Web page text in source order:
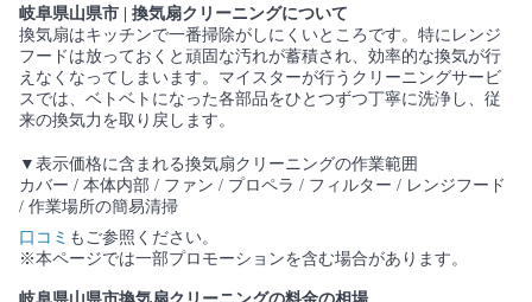
岐阜県山県市 | 換気扇クリーニングについて
換気扇はキッチンで一番掃除がしにくいところです。特にレンジ
フードは放っておくと頑固な汚れが蓄積され、効率的な換気が行
えなくなってしまいます。マイスターが行うクリーニングサービ
スでは、ベトベトになった各部品をひとつずつ丁寧に洗浄し、従
来の換気力を取り戻します。
▼表示価格に含まれる換気扇クリーニングの作業範囲
カバー / 本体内部 / ファン / プロペラ / フィルター / レンジフード
/ 作業場所の簡易清掃
口コミ もご参照ください。
※本ページでは一部プロモーションを含む場合があります。